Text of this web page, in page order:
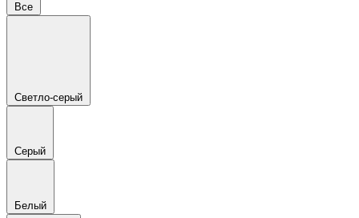
Все
Светло-серый
Серый
Белый